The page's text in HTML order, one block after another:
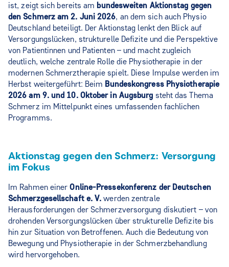
ist, zeigt sich bereits am bundesweiten Aktionstag gegen
den Schmerz am 2. Juni 2026, an dem sich auch Physio
Deutschland beteiligt. Der Aktionstag lenkt den Blick auf
Versorgungslücken, strukturelle Defizite und die Perspektive
von Patientinnen und Patienten – und macht zugleich
deutlich, welche zentrale Rolle die Physiotherapie in der
modernen Schmerztherapie spielt. Diese Impulse werden im
Herbst weitergeführt: Beim Bundeskongress Physiotherapie
2026 am 9. und 10. Oktober in Augsburg steht das Thema
Schmerz im Mittelpunkt eines umfassenden fachlichen
Programms.
Aktionstag gegen den Schmerz: Versorgung
im Fokus
Im Rahmen einerOnline-Pressekonferenz der Deutschen
Schmerzgesellschaft e. V. werden zentrale
Herausforderungen der Schmerzversorgung diskutiert – von
drohenden Versorgungslücken über strukturelle Defizite bis
hin zur Situation von Betroffenen. Auch die Bedeutung von
Bewegung und Physiotherapie in der Schmerzbehandlung
wird hervorgehoben.